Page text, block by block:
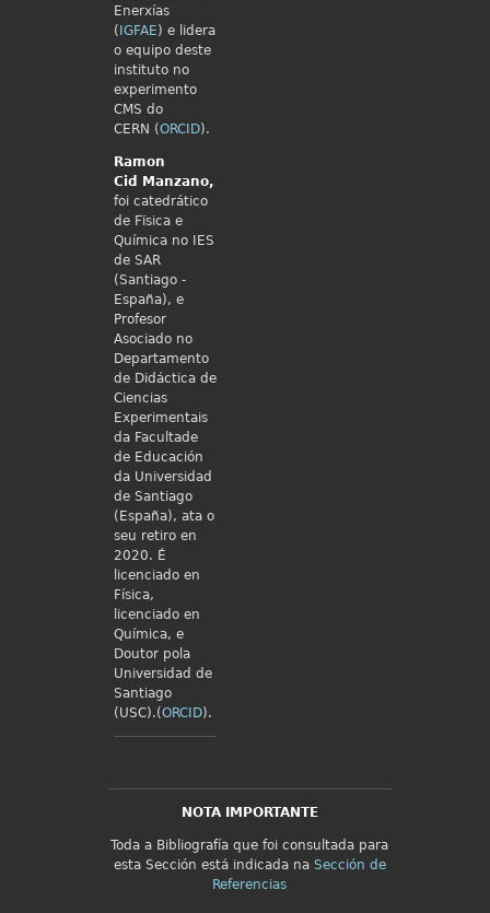
Enerxías
( IGFAE) e lidera
o equipo deste
instituto no
experimento
CMS do
CERN (ORCID).
Ramon
Cid
Manzano,
foi catedrático
de Fïsica e
Química no IES
de SAR
(Santiago -
España), e
Profesor
Asociado no
Departamento
de Didáctica de
Ciencias
Experimentais
da Facultade
de Educación
da Universidad
de Santiago
(España), ata o
seu retiro en
2020. É
licenciado en
Física,
licenciado en
Química, e
Doutor pola
Universidad de
Santiago
(USC).(ORCID).
NOTA IMPORTANTE
Toda a Bibliografía que foi consultada para
esta Sección está indicada na Sección de
Referencias